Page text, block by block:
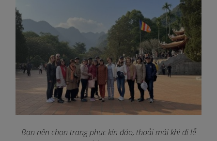
Bạn nên chọn trang phục kín đáo, thoải mái khi đi lễ